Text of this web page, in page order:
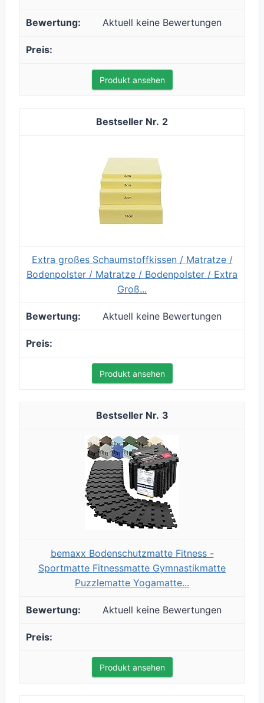
Aktuell keine Bewertungen
Produkt ansehen
2
Extra großes Schaumstoffkissen / Matratze /
Bodenpolster / Matratze / Bodenpolster / Extra
Groß...
Aktuell keine Bewertungen
Produkt ansehen
3
bemaxx Bodenschutzmatte Fitness -
Sportmatte Fitnessmatte Gymnastikmatte
Puzzlematte Yogamatte...
Aktuell keine Bewertungen
Produkt ansehen